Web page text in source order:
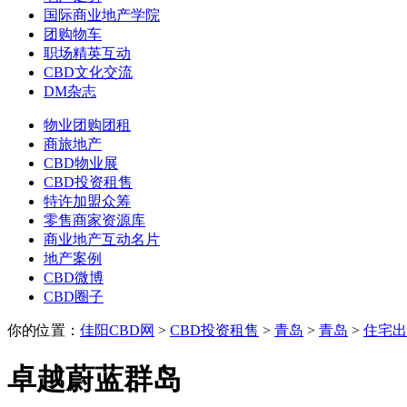
国际商业地产学院
团购物车
职场精英互动
CBD文化交流
DM杂志
物业团购团租
商旅地产
CBD物业展
CBD投资租售
特许加盟众筹
零售商家资源库
商业地产互动名片
地产案例
CBD微博
CBD圈子
你的位置： 佳阳CBD网 > CBD投资租售 > 青岛 > 青岛 > 住宅
卓越蔚蓝群岛